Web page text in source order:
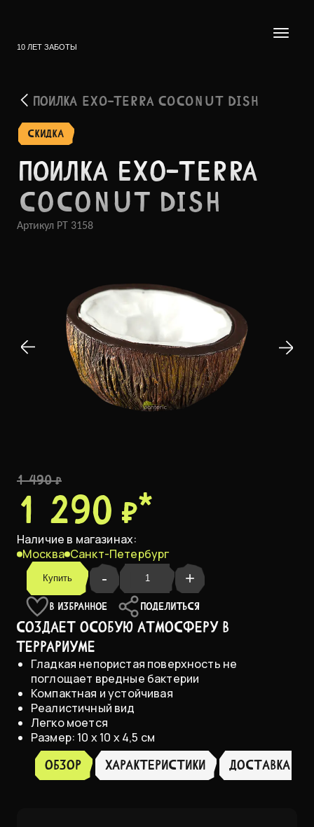
10 ЛЕТ ЗАБОТЫ
ПОИЛКА EXO-TERRA COCONUT DISH
СКИДКА
ПОИЛКА EXO-TERRA
COCONUT DISH
Артикул PT 3158
1 490 ₽
1 290 ₽*
Наличие в магазинах:
Москва Санкт-Петербург
Купить - +
В ИЗБРАННОЕ ПОДЕЛИТЬСЯ
Создает особую атмосферу в
террариуме
Гладкая непористая поверхность не
поглощает вредные бактерии
Компактная и устойчивая
Реалистичный вид
Легко моется
Размер: 10 х 10 х 4,5 см
Обзор ХАРАКТЕРИСТИКИ доставка